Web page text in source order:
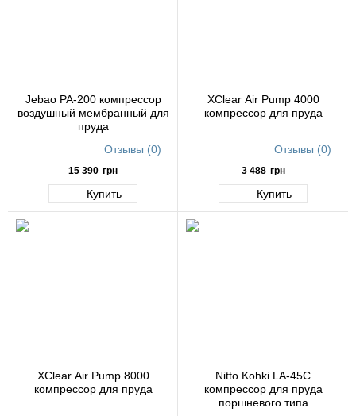
Jebao PA-200 компрессор
воздушный мембранный для
пруда
Отзывы (0)
15 390 грн
Купить
XClear Air Pump 4000
компрессор для пруда
Отзывы (0)
3 488 грн
Купить
XClear Air Pump 8000
компрессор для пруда
Nitto Kohki LA-45C
компрессор для пруда
поршневого типа